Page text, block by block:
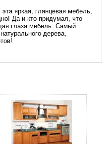
яркая, глянцевая мебель,
Да и кто придумал, что
глаза мебель. Самый
дерева,